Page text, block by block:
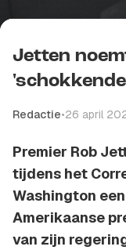
Jetten
Redactie•26 april
Premier Rob
tijdens het
Washington
Amerikaanse
van zijn